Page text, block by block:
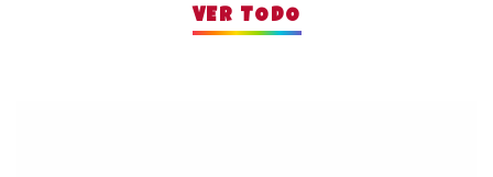
VER TODO